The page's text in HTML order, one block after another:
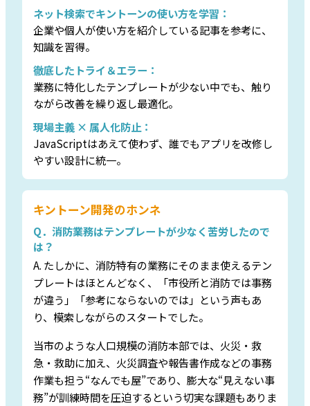
ネット検索でキントーンの使い方を学習：
企業や個人が使い方を紹介している記事を参考に、
知識を習得。
徹底したトライ＆エラー：
業務に特化したテンプレートが少ない中でも、触り
ながら改善を繰り返し最適化。
現場主義 × 属人化防止：
JavaScriptはあえて使わず、誰でもアプリを改修し
やすい設計に統一。
キントーン開発のホンネ
Q．消防業務はテンプレートが少なく苦労したので
は？
A. たしかに、消防特有の業務にそのまま使えるテン
プレートはほとんどなく、「市役所と消防では事務
が違う」「参考にならないのでは」という声もあ
り、模索しながらのスタートでした。
当市のような人口規模の消防本部では、火災・救
急・救助に加え、火災調査や報告書作成などの事務
作業も担う“なんでも屋”であり、膨大な“見えない事
務”が訓練時間を圧迫するという切実な課題もありま